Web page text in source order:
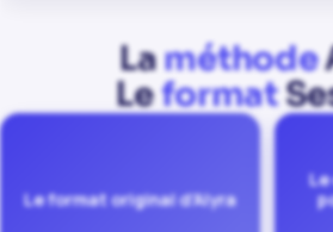
Laméthode
Leformat
Le format original d'Alyra